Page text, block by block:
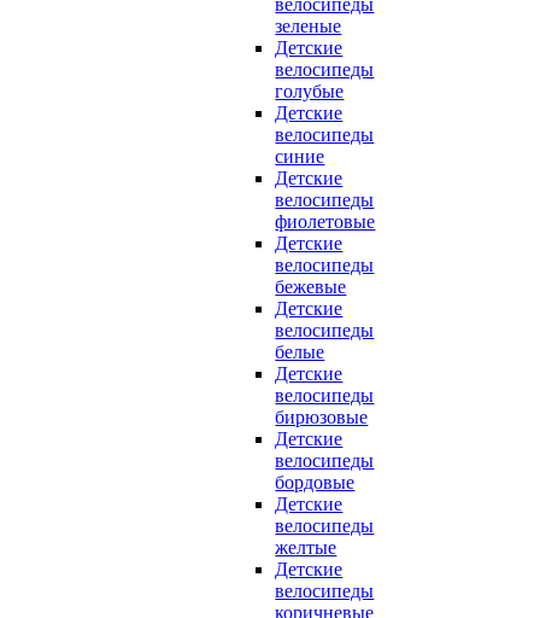
велосипеды
зеленые
Детские
велосипеды
голубые
Детские
велосипеды
синие
Детские
велосипеды
фиолетовые
Детские
велосипеды
бежевые
Детские
велосипеды
белые
Детские
велосипеды
бирюзовые
Детские
велосипеды
бордовые
Детские
велосипеды
желтые
Детские
велосипеды
коричневые